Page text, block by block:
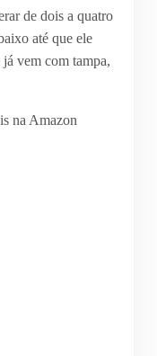
de dois a quatro
até que ele
vem com tampa,
na Amazon